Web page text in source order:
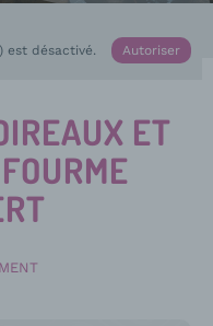
est désactivé. Autoriser
ET